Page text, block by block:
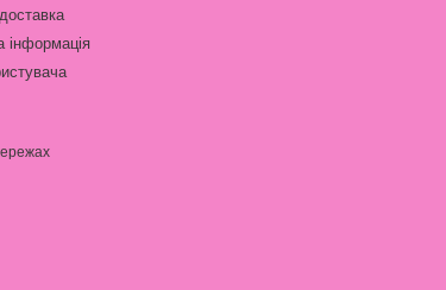
інформація